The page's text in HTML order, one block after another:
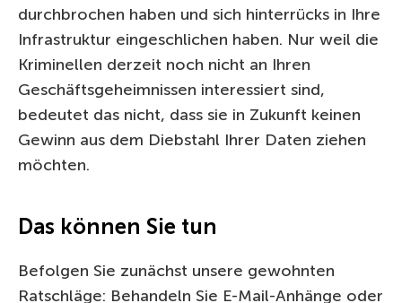
durchbrochen haben und sich hinterrücks in Ihre
Infrastruktur eingeschlichen haben. Nur weil die
Kriminellen derzeit noch nicht an Ihren
Geschäftsgeheimnissen interessiert sind,
bedeutet das nicht, dass sie in Zukunft keinen
Gewinn aus dem Diebstahl Ihrer Daten ziehen
möchten.
Das können Sie tun
Befolgen Sie zunächst unsere gewohnten
Ratschläge: Behandeln Sie E-Mail-Anhänge oder